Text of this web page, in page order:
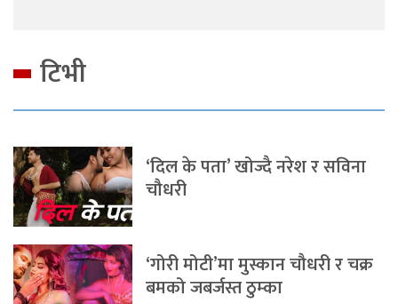
टिभी
‘दिल के पता’ खोज्दै नरेश र सविना
चौधरी
‘गोरी मोटी’मा मुस्कान चौधरी र चक्र
बमको जबर्जस्त ठुम्का